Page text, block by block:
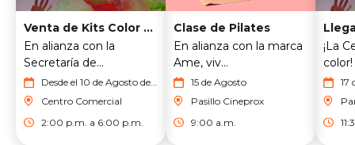
Venta de Kits Color Fest
En alianza con la
Secretaría de...
Desde el 10 de Agosto del
Agosto del 2026
Centro Comercial
2:00 p.m. a 6:00 p.m.
Clase de Pilates
En alianza con la marca
Ame, viv...
15 de Agosto
Pasillo Cineprox
9:00 a.m.
¡La
color!
17